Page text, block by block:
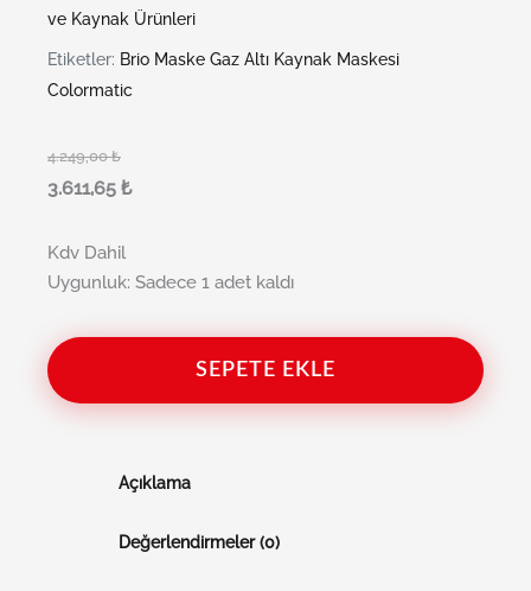
ve Kaynak Ürünleri
Etiketler: Brio Maske Gaz Altı Kaynak Maskesi
Colormatic
4.249,00₺
3.611,65 ₺
Kdv Dahil
Uygunluk: Sadece 1 adet kaldı
SEPETE EKLE
Açıklama
Değerlendirmeler (0)